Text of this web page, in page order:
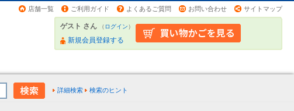
店舗一覧 ご利用ガイド よくあるご質問 お問い合わせ サイトマップ
ゲスト さん （ログイン）
新規会員登録する
詳細検索 検索のヒント